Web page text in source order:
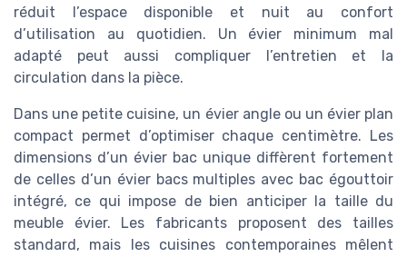
réduit l’espace disponible et nuit au confort
d’utilisation au quotidien. Un évier minimum mal
adapté peut aussi compliquer l’entretien et la
circulation dans la pièce.
Dans une petite cuisine, un évier angle ou un évier plan
compact permet d’optimiser chaque centimètre. Les
dimensions d’un évier bac unique diffèrent fortement
de celles d’un évier bacs multiples avec bac égouttoir
intégré, ce qui impose de bien anticiper la taille du
meuble évier. Les fabricants proposent des tailles
standard, mais les cuisines contemporaines mêlent